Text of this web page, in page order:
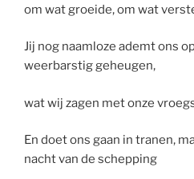
om wat groeide, om wat
Jij nog naamloze ademt ons
weerbarstig geheugen,
wat wij zagen met onze
En doet ons gaan in tranen,
nacht van de schepping